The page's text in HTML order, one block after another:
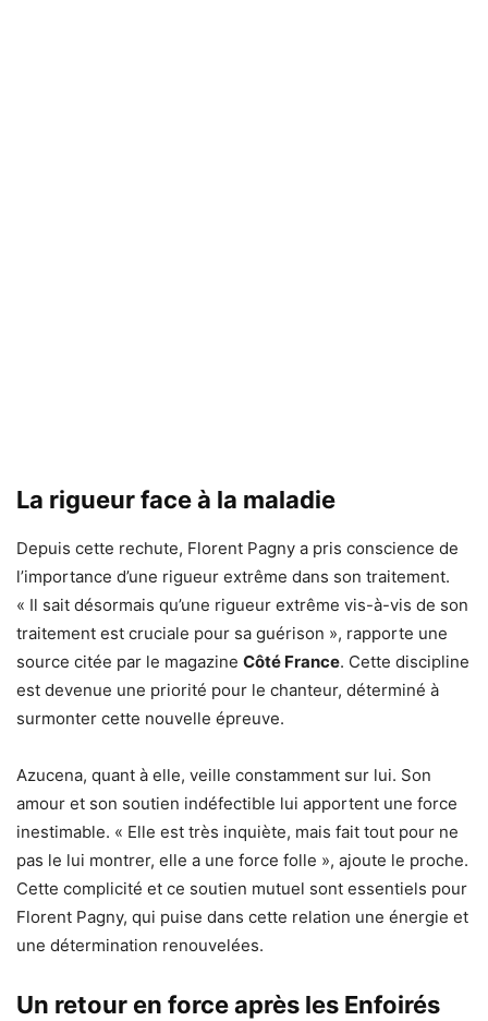
La rigueur face à la maladie
Depuis cette rechute, Florent Pagny a pris conscience de
l’importance d’une rigueur extrême dans son traitement.
« Il sait désormais qu’une rigueur extrême vis-à-vis de son
traitement est cruciale pour sa guérison », rapporte une
source citée par le magazine Côté France. Cette discipline
est devenue une priorité pour le chanteur, déterminé à
surmonter cette nouvelle épreuve.
Azucena, quant à elle, veille constamment sur lui. Son
amour et son soutien indéfectible lui apportent une force
inestimable. « Elle est très inquiète, mais fait tout pour ne
pas le lui montrer, elle a une force folle », ajoute le proche.
Cette complicité et ce soutien mutuel sont essentiels pour
Florent Pagny, qui puise dans cette relation une énergie et
une détermination renouvelées.
Un retour en force après les Enfoirés